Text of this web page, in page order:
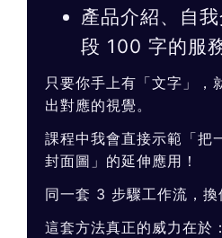
產品介紹、自
段 100 字的服
只要你手上有「文字」，
出對應的視覺。
課程中我會直接示範「把
封面圖」的延伸應用！
同一套 3 步驟工作流，換
這套方法真正的威力在於：